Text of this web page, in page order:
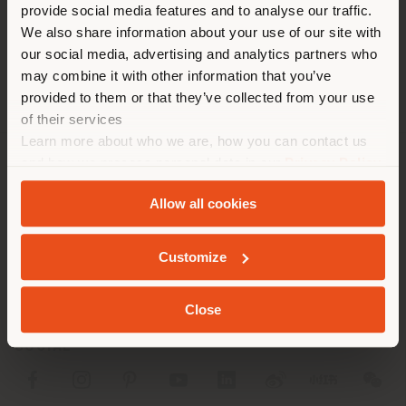
provide social media features and to analyse our traffic.
We also share information about your use of our site with
our social media, advertising and analytics partners who
may combine it with other information that you’ve
provided to them or that they’ve collected from your use
of their services
Learn more about who we are, how you can contact us
andCookie Policy.
Allow all cookies
Customize
Close
[email protected]
EINEN TERMIN ANFRAGEN
Land als Ihrem Standort. Wir
empfehlen Ihnen, sich richtig
zu orientieren, um Einkäufe
tätigen zu können. (us)
GEOLOKALISIERT
INFO & DIENSTLEISTUNGEN
SOCIAL